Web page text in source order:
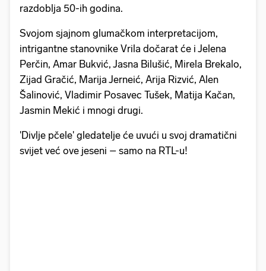
razdoblja 50-ih godina.
Svojom sjajnom glumačkom interpretacijom,
intrigantne stanovnike Vrila dočarat će i Jelena
Perčin, Amar Bukvić, Jasna Bilušić, Mirela Brekalo,
Zijad Gračić, Marija Jerneić, Arija Rizvić, Alen
Šalinović, Vladimir Posavec Tušek, Matija Kačan,
Jasmin Mekić i mnogi drugi.
'Divlje pčele' gledatelje će uvući u svoj dramatični
svijet već ove jeseni – samo na RTL-u!